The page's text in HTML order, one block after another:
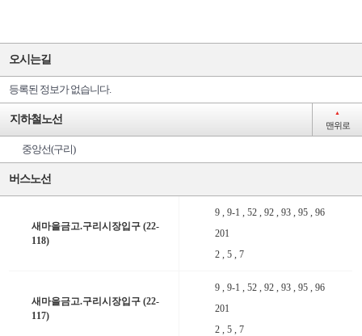
오시는길
등록된 정보가 없습니다.
지하철노선 ▲
맨위로
중앙선(구리)
버스노선
새마을금고.구리시장입구 (22-
118)
9 , 9-1 , 52 , 92 , 93 , 95 , 96
201
2 , 5 , 7
새마을금고.구리시장입구 (22-
117)
9 , 9-1 , 52 , 92 , 93 , 95 , 96
201
2 , 5 , 7